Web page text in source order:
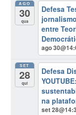
AGO
30
qua
Defesa
entre
ago
SET
28
qui
Defesa
na
set